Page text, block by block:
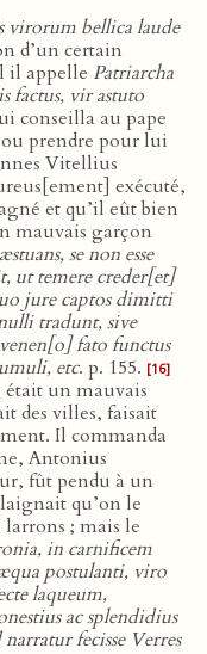
virorum bellica laude
d’un certain
il appelle Patriarcha
factus, vir astuto
conseilla au pape
prendre pour lui
Vitellius
exécuté,
et qu’il eût bien
mauvais garçon
se non esse
ut temere creder[et]
jure captos dimitti
tradunt, sive
fato functus
etc. p. 155. [16]
un mauvais
des villes, faisait
Il commanda
Antonius
fût pendu à un
qu’on le
; mais le
in carnificem
postulanti, viro
laqueum,
ac splendidius
fecisse Verres